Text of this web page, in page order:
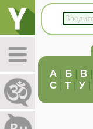
А | Б | В |
С | Т| У |